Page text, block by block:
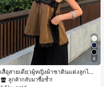
6
เสื้อสายเดี่ยวผู้หญิงผ้าซาตินแต่งลูกไม้
- เสื้อสายเดี่ยวฤดูร้อนสีคากีมีรอยผ่าด้า
นข้างที่น่าดึงดูดแบบสบายๆ
#1 ขายดี
ใน สีกากี เสื้อสตรี เสื้อเบลาส์ & Tee
ลูกค้ากลับมาซื้อซ้ำ!
#1 ขายดี
ใน สีกากี เสื้อสตรี เสื้อเบลาส์ & Tee
ลูกค้ากลับมาซื้อซ้ำ!
#1 ขายดี
ใน สีกากี เสื้อสตรี เสื้อเบลาส์ & Tee
ลูกค้ากลับมาซื้อซ้ำ!